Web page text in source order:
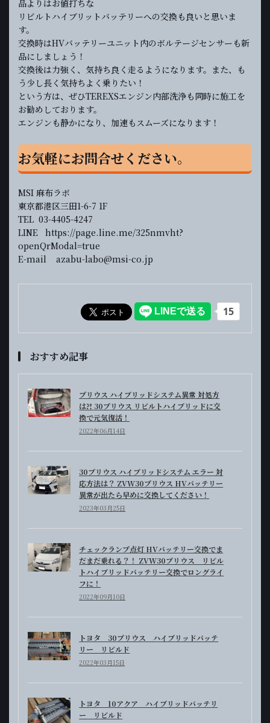
品よりはお値打ちな
リビルトハイブリットバッテリーへの交換も良いと思いま
す。
交換時はHVバッテリーユニット内のボルテージセンサーも新
品にしましょう！
交換後は力強く、気持ち良く走るようになります。また、も
う少し長く気持ちよく乗りたい！
という方は、ぜひTEREXSエンジン内部洗浄も同時に施工を
お勧めしております。
エンジンも静かになり、加速もスムーズになります！
お気軽にお問合せください。
MSI 麻布ラボ
東京都港区三田1-6-7 1F
TEL 03-4405-4247
LINE https://page.line.me/325nmvht?
openQrModal=true
E-mail azabu-labo@msi-co.jp
おすすめ記事
プリウス ハイブリッドシステム異常 対処方
は⁈ 30プリウス リビルトハイブリッドに交
換で元気復活！
2022年06月14日
30プリウス ハイブリッドシステム エラー 対
応方法は？ ZVW30プリウス HVバッテリー
異常が出たら早めに交換してください！
2023年03月25日
チェックランプ点灯 HVバッテリー交換でま
だまだ乗れる？！ ZVW30プリウス リビル
トハイブリッドバッテリー交換でロングライ
フに！
2022年09月10日
トヨタ 30プリウス ハイブリッドバッテ
リー リビルド
2022年03月15日
トヨタ 10アクア ハイブリッドバッテリ
ー リビルド